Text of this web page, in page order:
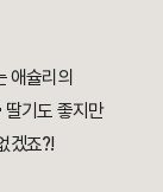
애슐리의
딸기도 좋지만
겠죠?!